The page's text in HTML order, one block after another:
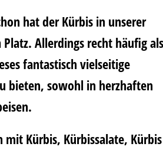
hat der Kürbis in unserer
Platz. Allerdings recht häufig als
fantastisch vielseitige
bieten, sowohl in herzhaften
mit Kürbis, Kürbissalate, Kürbis